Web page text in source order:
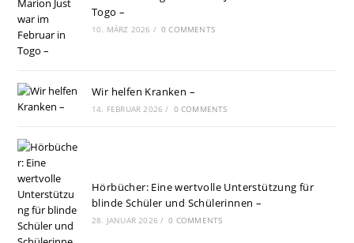
Togo –
10. MÄRZ 2026 / 0 COMMENTS
Wir helfen Kranken –
14. FEBRUAR 2026 / 0 COMMENTS
Hörbücher: Eine wertvolle Unterstützung für
blinde Schüler und Schülerinnen –
28. JANUAR 2026 / 0 COMMENTS